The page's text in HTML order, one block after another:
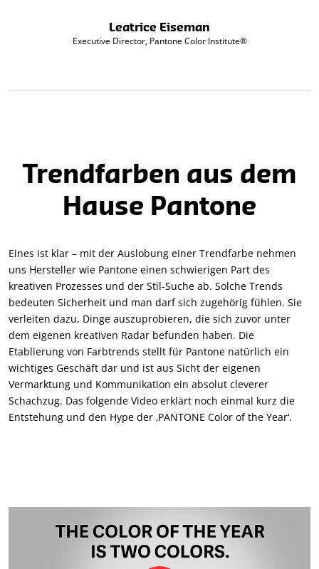
Leatrice Eiseman
Executive Director, Pantone Color Institute®
Trendfarben aus dem
Hause Pantone
Eines ist klar – mit der Auslobung einer Trendfarbe nehmen
uns Hersteller wie Pantone einen schwierigen Part des
kreativen Prozesses und der Stil-Suche ab. Solche Trends
bedeuten Sicherheit und man darf sich zugehörig fühlen. Sie
verleiten dazu, Dinge auszuprobieren, die sich zuvor unter
dem eigenen kreativen Radar befunden haben. Die
Etablierung von Farbtrends stellt für Pantone natürlich ein
wichtiges Geschäft dar und ist aus Sicht der eigenen
Vermarktung und Kommunikation ein absolut cleverer
Schachzug. Das folgende Video erklärt noch einmal kurz die
Entstehung und den Hype der ‚PANTONE Color of the Year‘.